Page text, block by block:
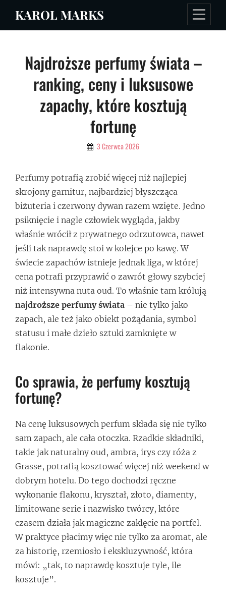
KAROL MARKS
Najdroższe perfumy świata –
ranking, ceny i luksusowe
zapachy, które kosztują
fortunę
By 3 Czerwca 2026
Perfumy potrafią zrobić więcej niż najlepiej
skrojony garnitur, najbardziej błyszcząca
biżuteria i czerwony dywan razem wzięte. Jedno
psiknięcie i nagle człowiek wygląda, jakby
właśnie wrócił z prywatnego odrzutowca, nawet
jeśli tak naprawdę stoi w kolejce po kawę. W
świecie zapachów istnieje jednak liga, w której
cena potrafi przyprawić o zawrót głowy szybciej
niż intensywna nuta oud. To właśnie tam królują
najdroższe perfumy świata – nie tylko jako
zapach, ale też jako obiekt pożądania, symbol
statusu i małe dzieło sztuki zamknięte w
flakonie.
Co sprawia, że perfumy kosztują
fortunę?
Na cenę luksusowych perfum składa się nie tylko
sam zapach, ale cała otoczka. Rzadkie składniki,
takie jak naturalny oud, ambra, irys czy róża z
Grasse, potrafią kosztować więcej niż weekend w
dobrym hotelu. Do tego dochodzi ręczne
wykonanie flakonu, kryształ, złoto, diamenty,
limitowane serie i nazwisko twórcy, które
czasem działa jak magiczne zaklęcie na portfel.
W praktyce płacimy więc nie tylko za aromat, ale
za historię, rzemiosło i ekskluzywność, która
mówi: „tak, to naprawdę kosztuje tyle, ile
kosztuje”.
Nawigacja
wpisu